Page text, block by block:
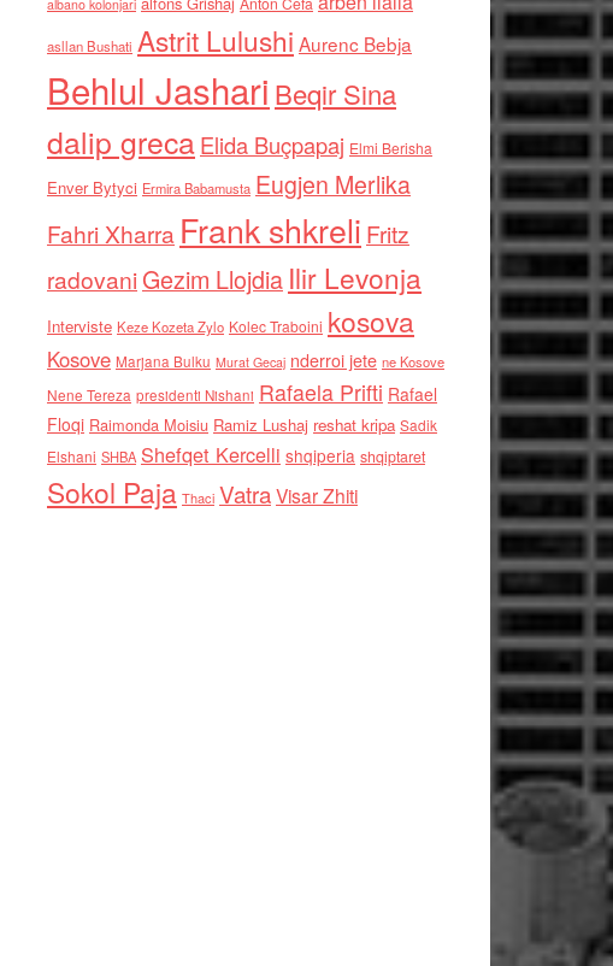
albano kolonjari
asllan Bushati Astrit Lulushi Aurenc Bebja
Behlul Jashari Beqir Sina
dalip grecaElida Buçpapaj Elmi Berisha
Enver Bytyci Ermira Babamusta Eugjen Merlika
Fahri Xharra Frank shkreli Fritz
radovaniGezim Llojdia Ilir Levonja
Interviste Keze Kozeta Zylo Kolec Traboini kosova
Kosove Marjana Bulku Murat Gecaj nderroi jete ne Kosove
Nene Tereza presidenti Nishani Rafaela Prifti Rafael
Floqi Raimonda Moisiu Ramiz Lushaj reshat kripa Sadik
Elshani SHBA Shefqet Kercelli shqiperia shqiptaret
Sokol Paja Thaci VatraVisar Zhiti